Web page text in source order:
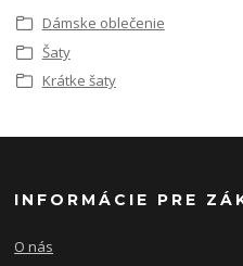
Dámske oblečenie
Šaty
Krátke šaty
INFORMÁCIE PRE
O nás